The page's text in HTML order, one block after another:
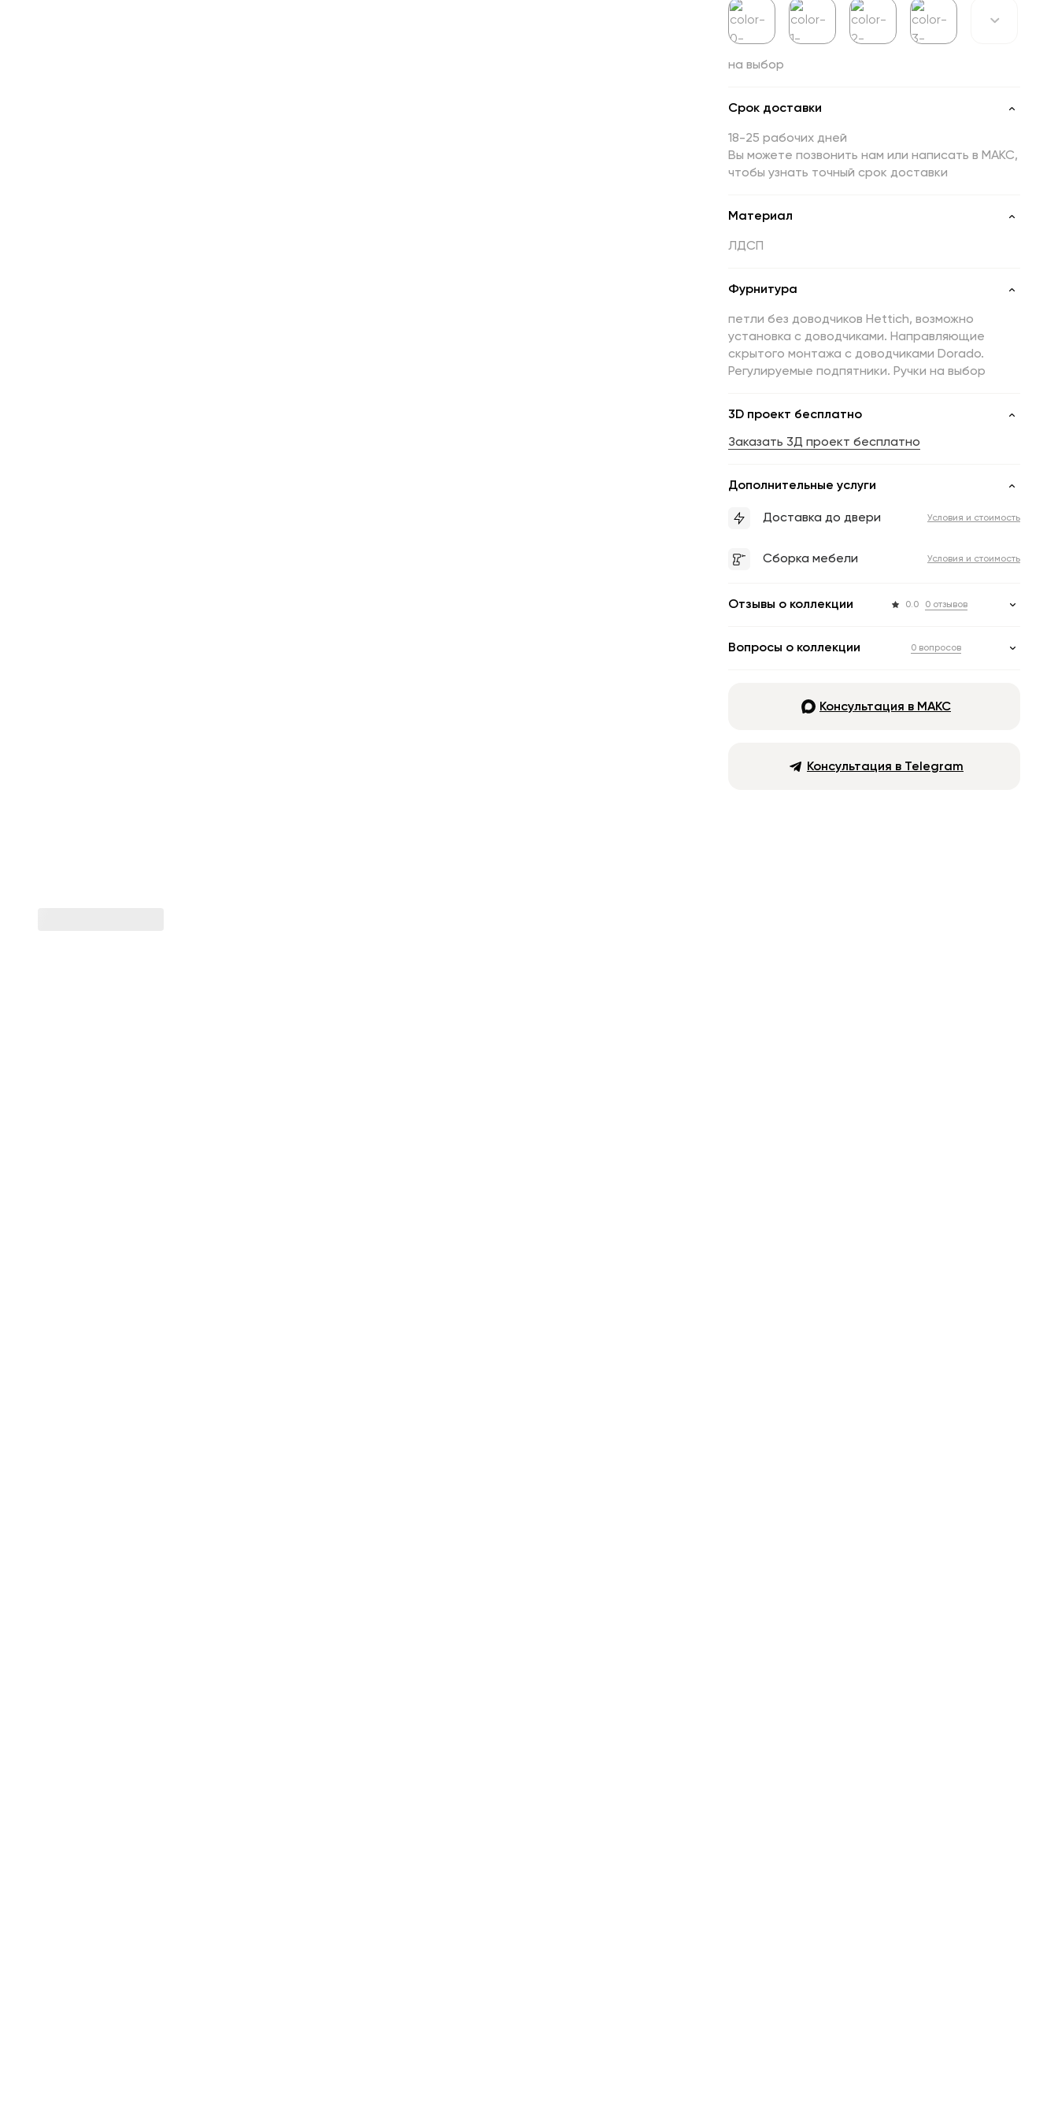
на выбор
Срок доставки
18-25 рабочих дней
Вы можете позвонить нам или написать в МАКС,
чтобы узнать точный срок доставки
Материал
ЛДСП
Фурнитура
петли без доводчиков Hettich, возможно
установка с доводчиками. Направляющие
скрытого монтажа с доводчиками Dorado.
Регулируемые подпятники. Ручки на выбор
3D проект бесплатно
Заказать 3Д проект бесплатно
Дополнительные услуги
Доставка до двери Условия и стоимость
Сборка мебели Условия и стоимость
Отзывы о коллекции 0.0 0 отзывов
Вопросы о коллекции 0 вопросов
Консультация в МАКС
Консультация в Telegram